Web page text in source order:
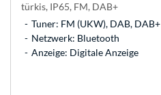
türkis, IP65, FM, DAB+
Tuner: FM (UKW), DAB, DAB+
Netzwerk: Bluetooth
Anzeige: Digitale Anzeige